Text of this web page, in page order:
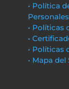
• Política
Personales
• Políticas
•
• Políticas
• Mapa del